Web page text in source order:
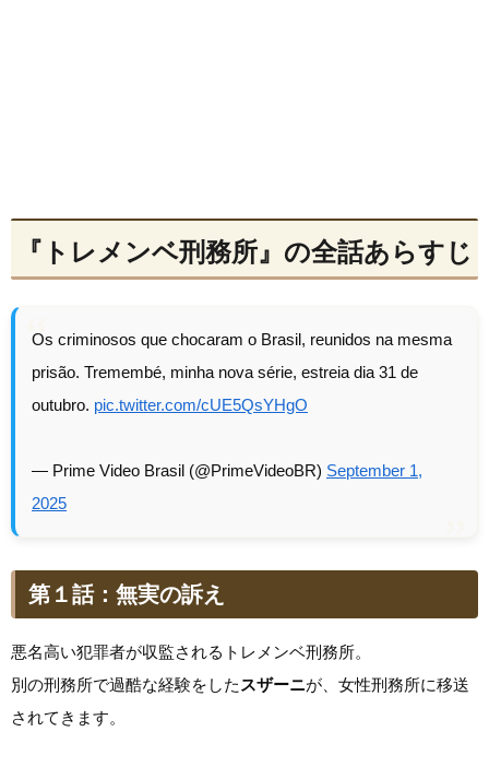
『トレメンベ刑務所』の全話あらすじ
Os criminosos que chocaram o Brasil, reunidos na mesma
prisão. Tremembé, minha nova série, estreia dia 31 de
outubro. pic.twitter.com/cUE5QsYHgO
— Prime Video Brasil (@PrimeVideoBR) September 1,
2025
第１話：無実の訴え
悪名高い犯罪者が収監されるトレメンベ刑務所。
別の刑務所で過酷な経験をした スザーニが、女性刑務所に移送
されてきます。